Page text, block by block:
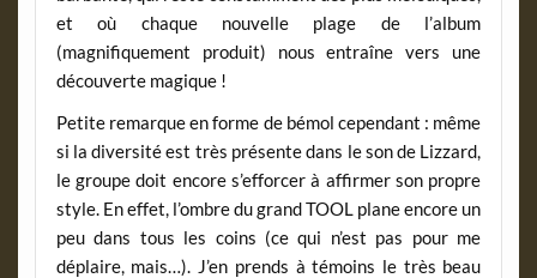
et où chaque nouvelle plage de l’album
(magnifiquement produit) nous entraîne vers une
découverte magique !
Petite remarque en forme de bémol cependant : même
si la diversité est très présente dans le son de Lizzard,
le groupe doit encore s’efforcer à affirmer son propre
style. En effet, l’ombre du grand TOOL plane encore un
peu dans tous les coins (ce qui n’est pas pour me
déplaire, mais…). J’en prends à témoins le très beau